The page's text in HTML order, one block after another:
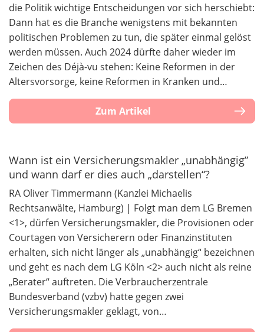
die Politik wichtige Entscheidungen vor sich herschiebt:
Dann hat es die Branche wenigstens mit bekannten
politischen Problemen zu tun, die später einmal gelöst
werden müssen. Auch 2024 dürfte daher wieder im
Zeichen des Déjà-vu stehen: Keine Reformen in der
Altersvorsorge, keine Reformen in Kranken und…
Zum Artikel
Wann ist ein Versicherungsmakler „unabhängig”
und wann darf er dies auch „darstellen“?
RA Oliver Timmermann (Kanzlei Michaelis
Rechtsanwälte, Hamburg) | Folgt man dem LG Bremen
<1>, dürfen Versicherungsmakler, die Provisionen oder
Courtagen von Versicherern oder Finanzinstituten
erhalten, sich nicht länger als „unabhängig“ bezeichnen
und geht es nach dem LG Köln <2> auch nicht als reine
„Berater“ auftreten. Die Verbraucherzentrale
Bundesverband (vzbv) hatte gegen zwei
Versicherungsmakler geklagt, von…